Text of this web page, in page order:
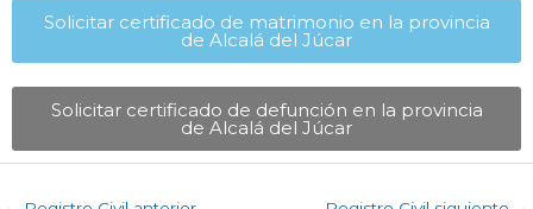
Solicitar certificado de matrimonio en la provincia
de Alcalá del Júcar​
Solicitar certificado de defunción en la provincia
de Alcalá del Júcar​